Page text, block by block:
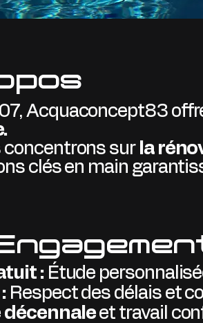
Acquaconcept83
concentrons surla
clés en main
: Étude
Respect des délais et
décennaleet travail